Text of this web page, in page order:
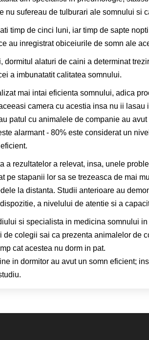
nu sufereau de tulburari ale somnului si
timp de cinci luni, iar timp de sapte
au inregistrat obiceiurile de somn ale
dormitul alaturi de caini a determinat
a imbunatatit calitatea somnului.
mai intai eficienta somnului, adica
camera cu acestia insa nu ii
patul cu animalele de companie au
alarmant - 80% este considerat un
a rezultatelor a relevat, insa, unele
pe stapanii lor sa se trezeasca de mai
la distanta. Studii anterioare au
a nivelului de atentie si a
si specialista in medicina somnului
de colegii sai ca prezenta animalelor de
cat acestea nu dorm in pat.
in dormitor au avut un somn eficient;